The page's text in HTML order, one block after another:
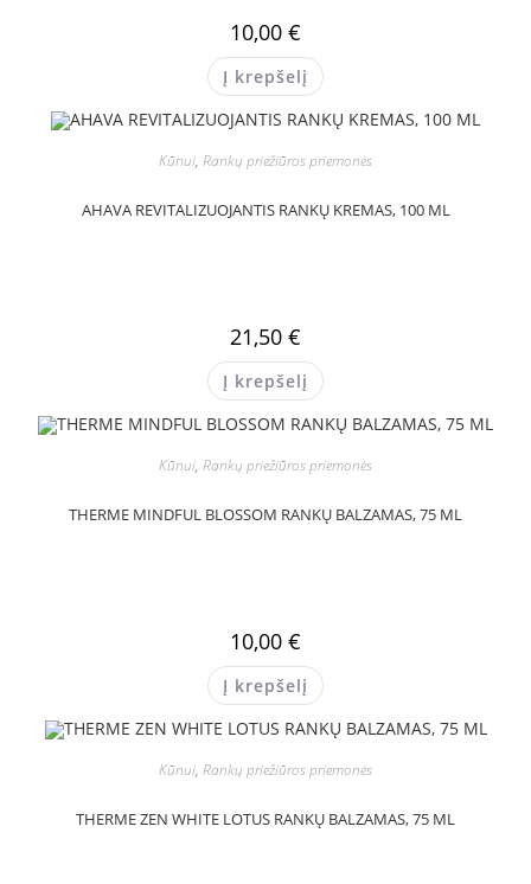
10,00 €
Į krepšelį
Kūnui, Rankų priežiūros priemonės
AHAVA REVITALIZUOJANTIS RANKŲ KREMAS, 100 ML
21,50 €
Į krepšelį
Kūnui, Rankų priežiūros priemonės
THERME MINDFUL BLOSSOM RANKŲ BALZAMAS, 75 ML
10,00 €
Į krepšelį
Kūnui, Rankų priežiūros priemonės
THERME ZEN WHITE LOTUS RANKŲ BALZAMAS, 75 ML